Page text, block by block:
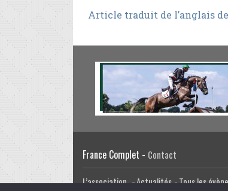
Article traduit de l’anglais
France Complet - Contact
L’association Actualités Tous les